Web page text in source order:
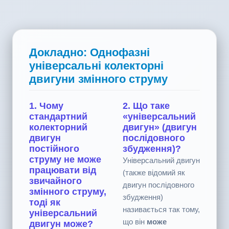
Докладно: Однофазні
універсальні колекторні
двигуни змінного струму
1. Чому
стандартний
колекторний
двигун
постійного
струму не може
працювати від
2. Що таке
«універсальний
двигун» (двигун
послідовного
збудження)?
Універсальний двигун
(также відомий як